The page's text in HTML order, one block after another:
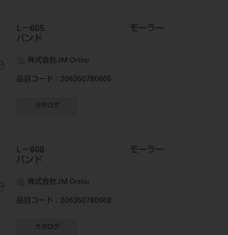
L－605 モーラー
バンド
株式会社JM Ortho
品目コード ：206350780605
カタログ
L－608 モーラー
バンド
株式会社JM Ortho
品目コード ：206350780608
カタログ